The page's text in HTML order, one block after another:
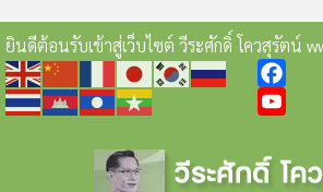
ยินดีต้อนรับเข้าสู่เว็บไซต์ วีระศักดิ์ โควสุรัตน์
Facebook